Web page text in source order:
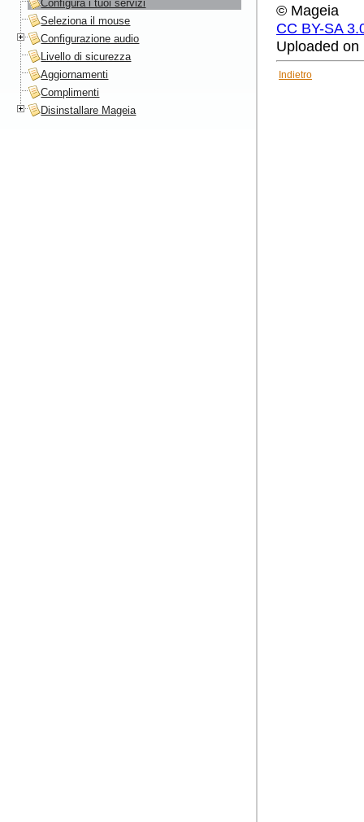
© Mageia
CC BY-SA
Uploaded
Indietro
Configura i tuoi servizi
Seleziona il mouse
Configurazione audio
Livello di sicurezza
Aggiornamenti
Complimenti
Disinstallare Mageia